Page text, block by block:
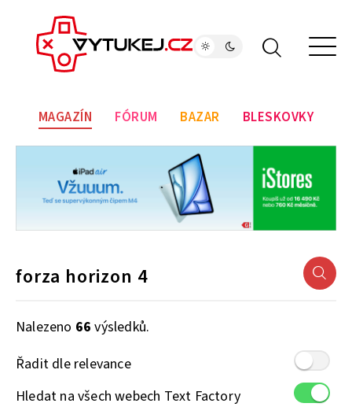
MAGAZÍN FÓRUM BAZAR BLESKOVKY
Nalezeno 66 výsledků.
Řadit dle relevance
Hledat na všech webech Text Factory